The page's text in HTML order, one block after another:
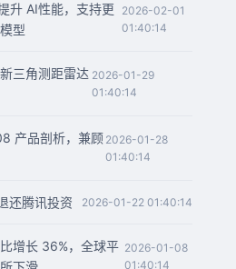
升 AI性能，支持更
型
2026-02-01
01:40:14
三角测距雷达 2026-01-29
01:40:14
产品剖析，兼顾 2026-01-28
01:40:14
还腾讯投资 2026-01-22 01:40:14
增长 36%，全球平 2026-01-08
01:40:14